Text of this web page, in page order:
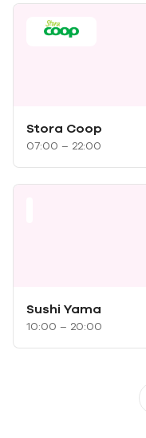
Stora Coop
07:00 – 22:00
Sushi Yama
10:00 – 20:00